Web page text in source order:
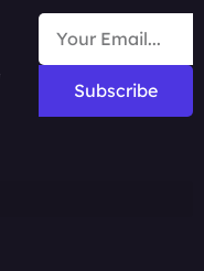
Subscribe